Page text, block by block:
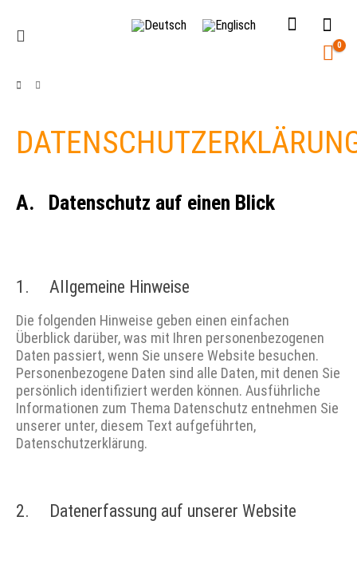
0
A. Datenschutz auf einen Blick
1. Allgemeine Hinweise
Die folgenden Hinweise geben einen einfachen
Überblick darüber, was mit Ihren personenbezogenen
Daten passiert, wenn Sie unsere Website besuchen.
Personenbezogene Daten sind alle Daten, mit denen Sie
persönlich identifiziert werden können. Ausführliche
Informationen zum Thema Datenschutz entnehmen Sie
unserer unter, diesem Text aufgeführten,
Datenschutzerklärung.
2. Datenerfassung auf unserer Website